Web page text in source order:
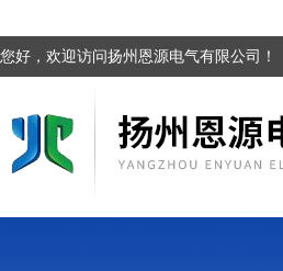
您好，欢迎访问扬州恩源电气有限公司！